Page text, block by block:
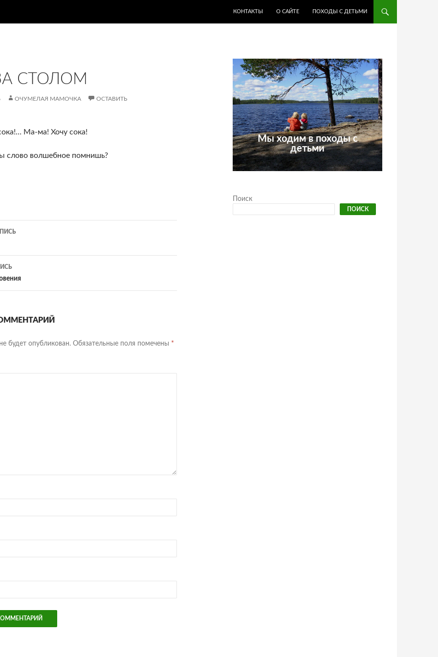
КОНТАКТЫ О САЙТЕ ПОХОДЫ С ДЕТЬМИ
СТОЛОМ
ОЧУМЕЛАЯ МАМОЧКА
ОСТАВИТЬ
Ма-ма! Хочу сока!
слово волшебное помнишь?
будет опубликован. Обязательные поля помечены *
Мы ходим в походы с
детьми
Поиск
ПОИСК